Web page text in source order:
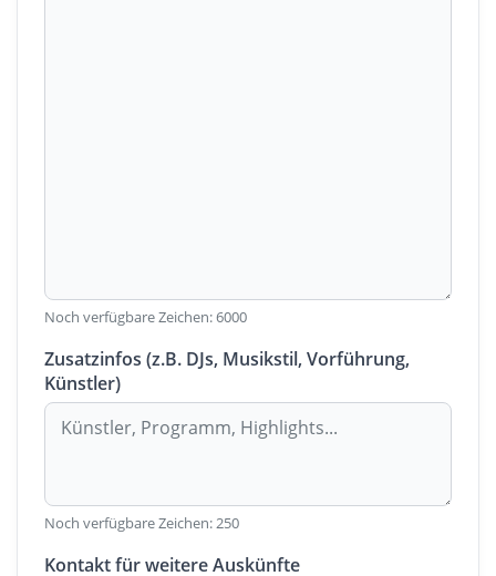
Noch verfügbare Zeichen:6000
Zusatzinfos (z.B. DJs, Musikstil, Vorführung,
Künstler)
Noch verfügbare Zeichen:250
Kontakt für weitere Auskünfte